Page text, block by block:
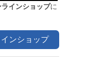
ラインショップに
ンショップ